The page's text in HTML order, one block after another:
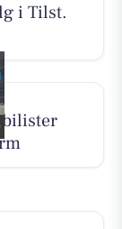
i Tilst.